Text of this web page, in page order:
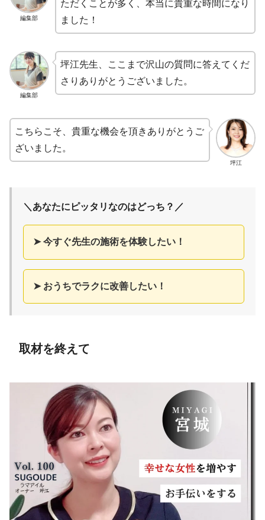
編集部
ただくことが多く、本当に貴重な時間になり
ました！
編集部
坪江先生、ここまで沢山の質問に答えてくだ
さりありがとうございました。
坪江
こちらこそ、貴重な機会を頂きありがとうご
ざいました。
＼あなたにピッタリなのはどっち？／
➤ 今すぐ先生の施術を体験したい！
➤ おうちでラクに改善したい！
取材を終えて